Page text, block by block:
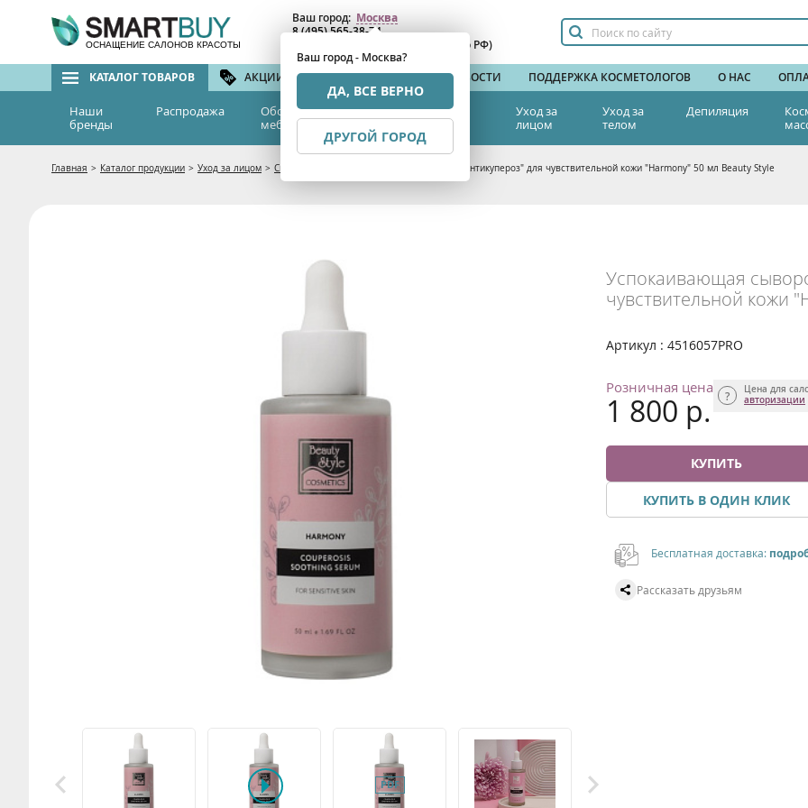
ОСНАЩЕНИЕ САЛОНОВ КРАСОТЫ
Ваш город: Москва
Ваш город - Москва?
ДА, ВСЕ ВЕРНО
ДРУГОЙ ГОРОД
8 (495) 565-38-74
(бесплатный по РФ)
КАТАЛОГ ТОВАРОВ АКЦИИ И СКИДКИ БРЕНДЫ НОВОСТИ ПОДДЕРЖКА КОСМЕТОЛОГОВ О НАС
Наши
бренды
Распродажа
Оборудование и
мебель
Эстетическая
медицина
Уход за
лицом
Уход за
телом
Депиляция
Главная > Каталог продукции > Уход за лицом > Сыворотки Успокаивающая сыворотка "Антикупероз" для чувствительной кожи "Harmony" 50 мл Beauty Style
Успокаивающая
чувствительной кожи
Артикул : 4516057PRO
Розничная цена
1 800 р.
Цена для
авторизации
КУПИТЬ
КУПИТЬ В ОДИН КЛИК
Бесплатная доставка:
Рассказать друзьям